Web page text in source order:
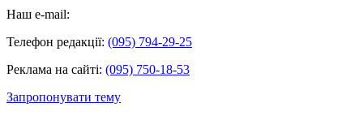
Наш e-mail:
Телефон редакції: (095) 794-29-25
Реклама на сайті: (095) 750-18-53
Запропонувати тему